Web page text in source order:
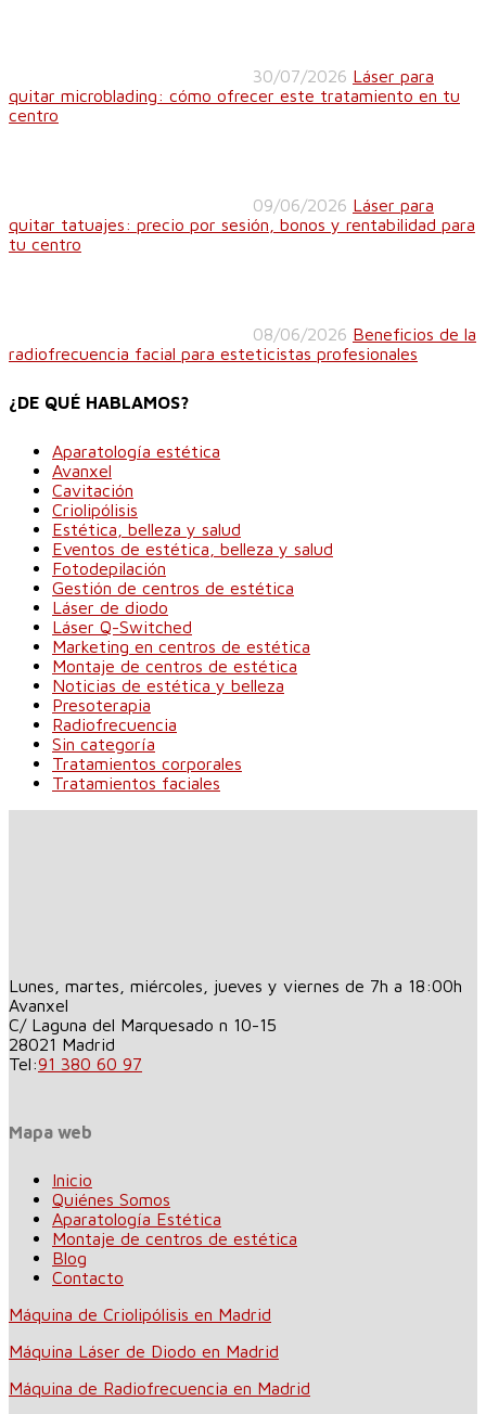
30/07/2026 Láser para
quitar microblading: cómo ofrecer este tratamiento en tu
centro
09/06/2026 Láser para
quitar tatuajes: precio por sesión, bonos y rentabilidad para
tu centro
08/06/2026 Beneficios de la
radiofrecuencia facial para esteticistas profesionales
¿DE QUÉ HABLAMOS?
Aparatología estética
Avanxel
Cavitación
Criolipólisis
Estética, belleza y salud
Eventos de estética, belleza y salud
Fotodepilación
Gestión de centros de estética
Láser de diodo
Láser Q-Switched
Marketing en centros de estética
Montaje de centros de estética
Noticias de estética y belleza
Presoterapia
Radiofrecuencia
Sin categoría
Tratamientos corporales
Tratamientos faciales
Lunes, martes, miércoles, jueves y viernes de 7h a 18:00h
Avanxel
C/ Laguna del Marquesado n 10-15
28021 Madrid
Tel:91 380 60 97
Mapa web
Inicio
Quiénes Somos
Aparatología Estética
Montaje de centros de estética
Blog
Contacto
Máquina de Criolipólisis en Madrid
Máquina Láser de Diodo en Madrid
Máquina de Radiofrecuencia en Madrid